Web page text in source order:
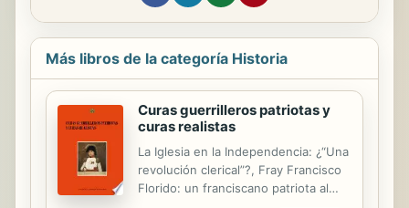
Más libros de la categoría Historia
Curas guerrilleros patriotas y
curas realistas
La Iglesia en la Independencia: ¿“Una
revolución clerical”?, Fray Francisco
Florido: un franciscano patriota al